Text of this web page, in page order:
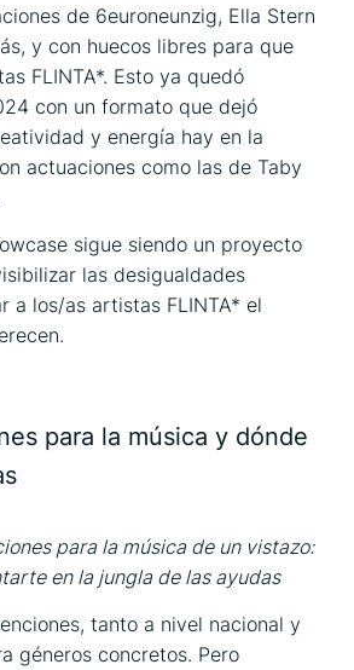
de 6euroneunzig, Ella Stern
y con huecos libres para que
FLINTA*. Esto ya quedó
con un formato que dejó
y energía hay en la
actuaciones como las de Taby
sigue siendo un proyecto
las desigualdades
a los/as artistas FLINTA* el
para la música y dónde
para la música de un vistazo:
en la jungla de las ayudas
tanto a nivel nacional y
géneros concretos. Pero